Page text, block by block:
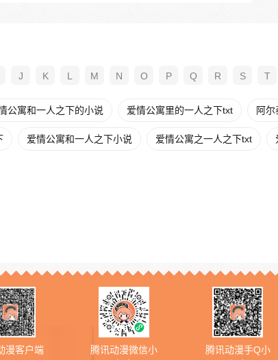
J K L M N O P Q R S T
公寓和一人之下的小说 爱情公寓里的一人之下txt 阿
爱情公寓和一人之下小说 爱情公寓之一人之下txt
漫客户端
腾讯动漫微信小
腾讯动漫手Q小